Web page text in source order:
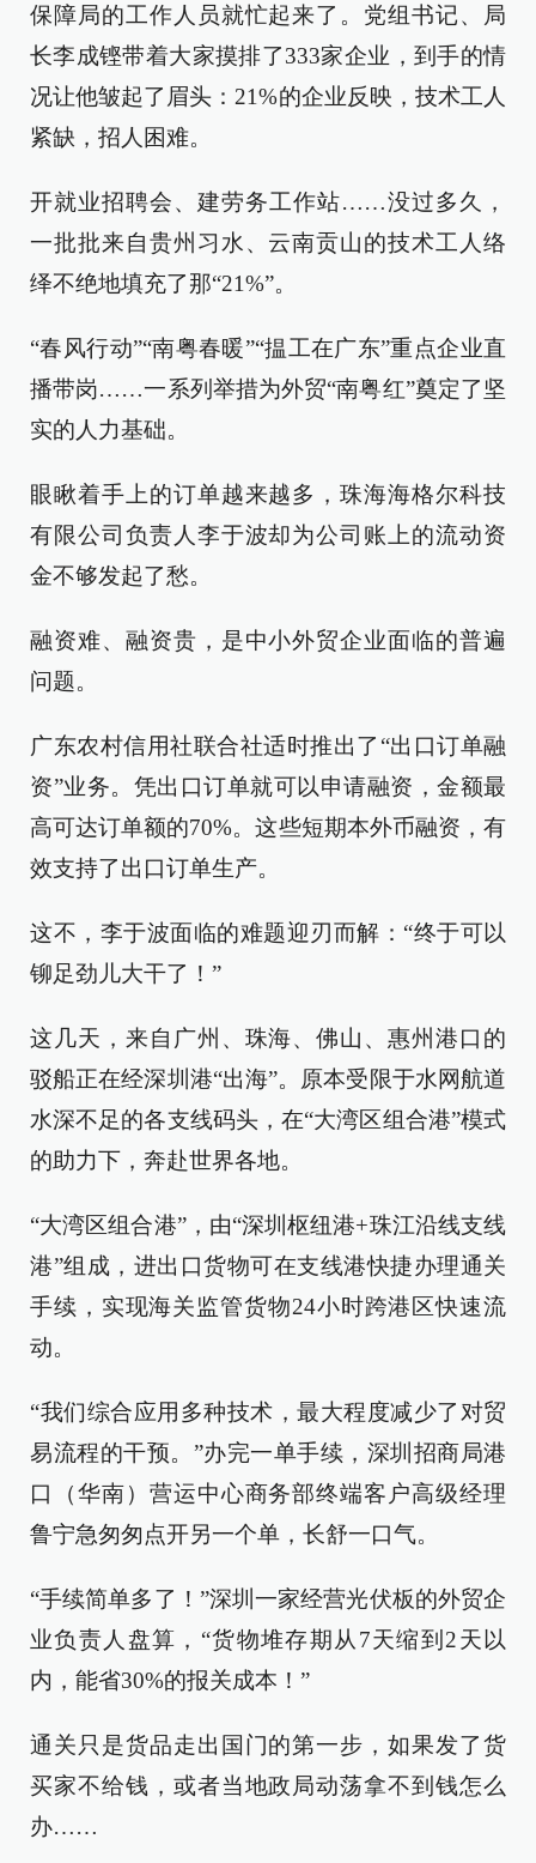
保障局的工作人员就忙起来了。党组书记、局
长李成铿带着大家摸排了333家企业，到手的情
况让他皱起了眉头：21%的企业反映，技术工人
紧缺，招人困难。
开就业招聘会、建劳务工作站……没过多久，
一批批来自贵州习水、云南贡山的技术工人络
绎不绝地填充了那“21%”。
“春风行动”“南粤春暖”“揾工在广东”重点企业直
播带岗……一系列举措为外贸“南粤红”奠定了坚
实的人力基础。
眼瞅着手上的订单越来越多，珠海海格尔科技
有限公司负责人李于波却为公司账上的流动资
金不够发起了愁。
融资难、融资贵，是中小外贸企业面临的普遍
问题。
广东农村信用社联合社适时推出了“出口订单融
资”业务。凭出口订单就可以申请融资，金额最
高可达订单额的70%。这些短期本外币融资，有
效支持了出口订单生产。
这不，李于波面临的难题迎刃而解：“终于可以
铆足劲儿大干了！”
这几天，来自广州、珠海、佛山、惠州港口的
驳船正在经深圳港“出海”。原本受限于水网航道
水深不足的各支线码头，在“大湾区组合港”模式
的助力下，奔赴世界各地。
“大湾区组合港”，由“深圳枢纽港+珠江沿线支线
港”组成，进出口货物可在支线港快捷办理通关
手续，实现海关监管货物24小时跨港区快速流
动。
“我们综合应用多种技术，最大程度减少了对贸
易流程的干预。”办完一单手续，深圳招商局港
口（华南）营运中心商务部终端客户高级经理
鲁宁急匆匆点开另一个单，长舒一口气。
“手续简单多了！”深圳一家经营光伏板的外贸企
业负责人盘算，“货物堆存期从7天缩到2天以
内，能省30%的报关成本！”
通关只是货品走出国门的第一步，如果发了货
买家不给钱，或者当地政局动荡拿不到钱怎么
办……